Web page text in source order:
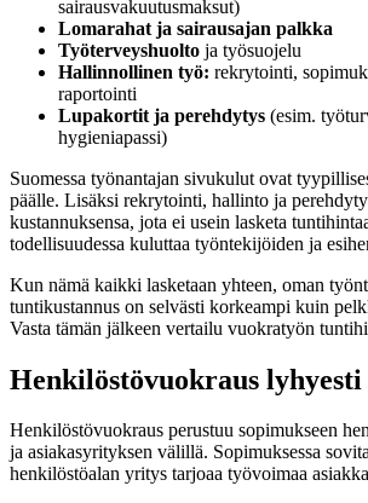
sairausvakuutusmaksut)
Lomarahat ja sairausajan palkka
Työterveyshuolto ja työsuojelu
Hallinnollinen työ: rekrytointi,
raportointi
Lupakortit ja perehdytys (esim.
hygieniapassi)
Suomessa työnantajan sivukulut ovat
päälle. Lisäksi rekrytointi, hallinto ja
kustannuksensa, jota ei usein lasketa
todellisuudessa kuluttaa työntekijöiden ja
Kun nämä kaikki lasketaan yhteen, oman
tuntikustannus on selvästi korkeampi kuin
Vasta tämän jälkeen vertailu vuokratyön
Henkilöstövuokraus lyhyesti
Henkilöstövuokraus perustuu sopimukseen
ja asiakasyrityksen välillä. Sopimuksessa
henkilöstöalan yritys tarjoaa työvoimaa